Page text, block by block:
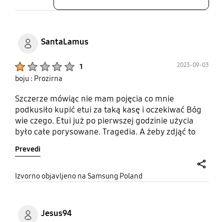
SantaLamus
1 2023-09-03
boju : Prozirna
Szczerze mówiąc nie mam pojęcia co mnie
podkusiło kupić etui za taką kasę i oczekiwać Bóg
wie czego. Etui już po pierwszej godzinie użycia
było całe porysowane. Tragedia. A żeby zdjąć to
zdejmowaniu mocno rysuje boki telefonu. Nie
Prevedi
Izvorno objavljeno na Samsung Poland
Jesus94